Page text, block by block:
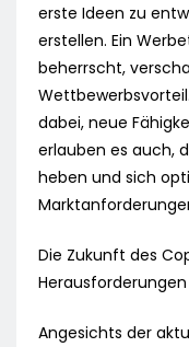
erste Ideen zu
erstellen. Ein
beherrscht,
dabei, neue
erlauben es auch,
heben und sich
Die Zukunft des
Angesichts der